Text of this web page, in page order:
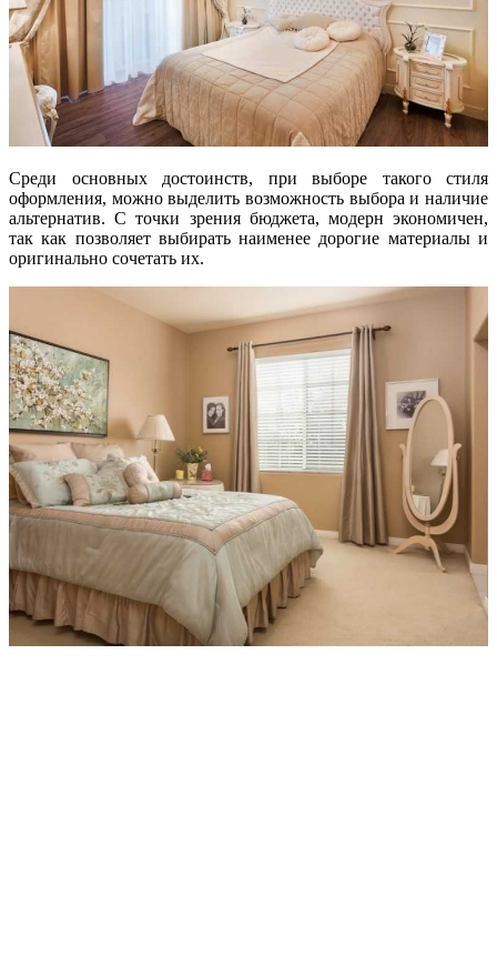
Среди основных достоинств, при выборе такого стиля
оформления, можно выделить возможность выбора и наличие
альтернатив. С точки зрения бюджета, модерн экономичен,
так как позволяет выбирать наименее дорогие материалы и
оригинально сочетать их.